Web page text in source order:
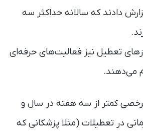
گزارش دادند که سالانه حداکثر سه
در روزهای تعطیل نیز فعالیت‌های حرفه‌ای
می‌دهند.
کمتر از سه هفته در سال و
در تعطیلات (مثلا پزشکانی که